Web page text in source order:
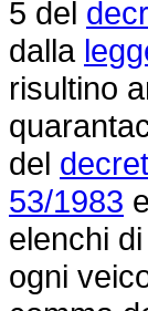
5 del
dalla
risultino
del
53/1983
elenchi
ogni